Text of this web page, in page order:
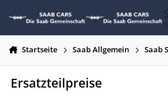
Startseite Saab Allgemein Saab
Ersatzteilpreise